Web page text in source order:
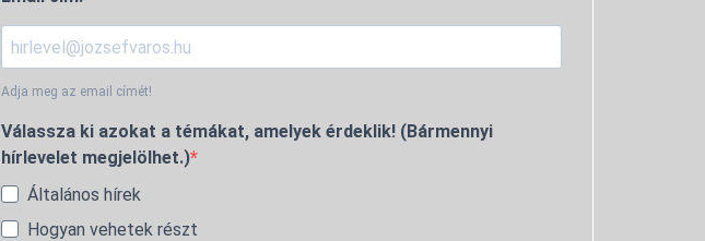
Adja meg az email címét!
Válassza ki azokat a témákat, amelyek érdeklik! (Bármennyi
hírlevelet megjelölhet.)
Általános hírek
Hogyan vehetek részt